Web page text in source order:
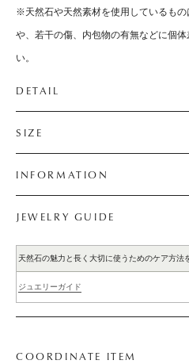
※天然石や天然素材を使用しているも
や、若干の傷、内包物の有無などに個
い。
DETAIL
SIZE
INFORMATION
JEWELRY GUIDE
天然石の魅力と長く大切に使うためのケア方法
ジュエリーガイド
COORDINATE ITEM